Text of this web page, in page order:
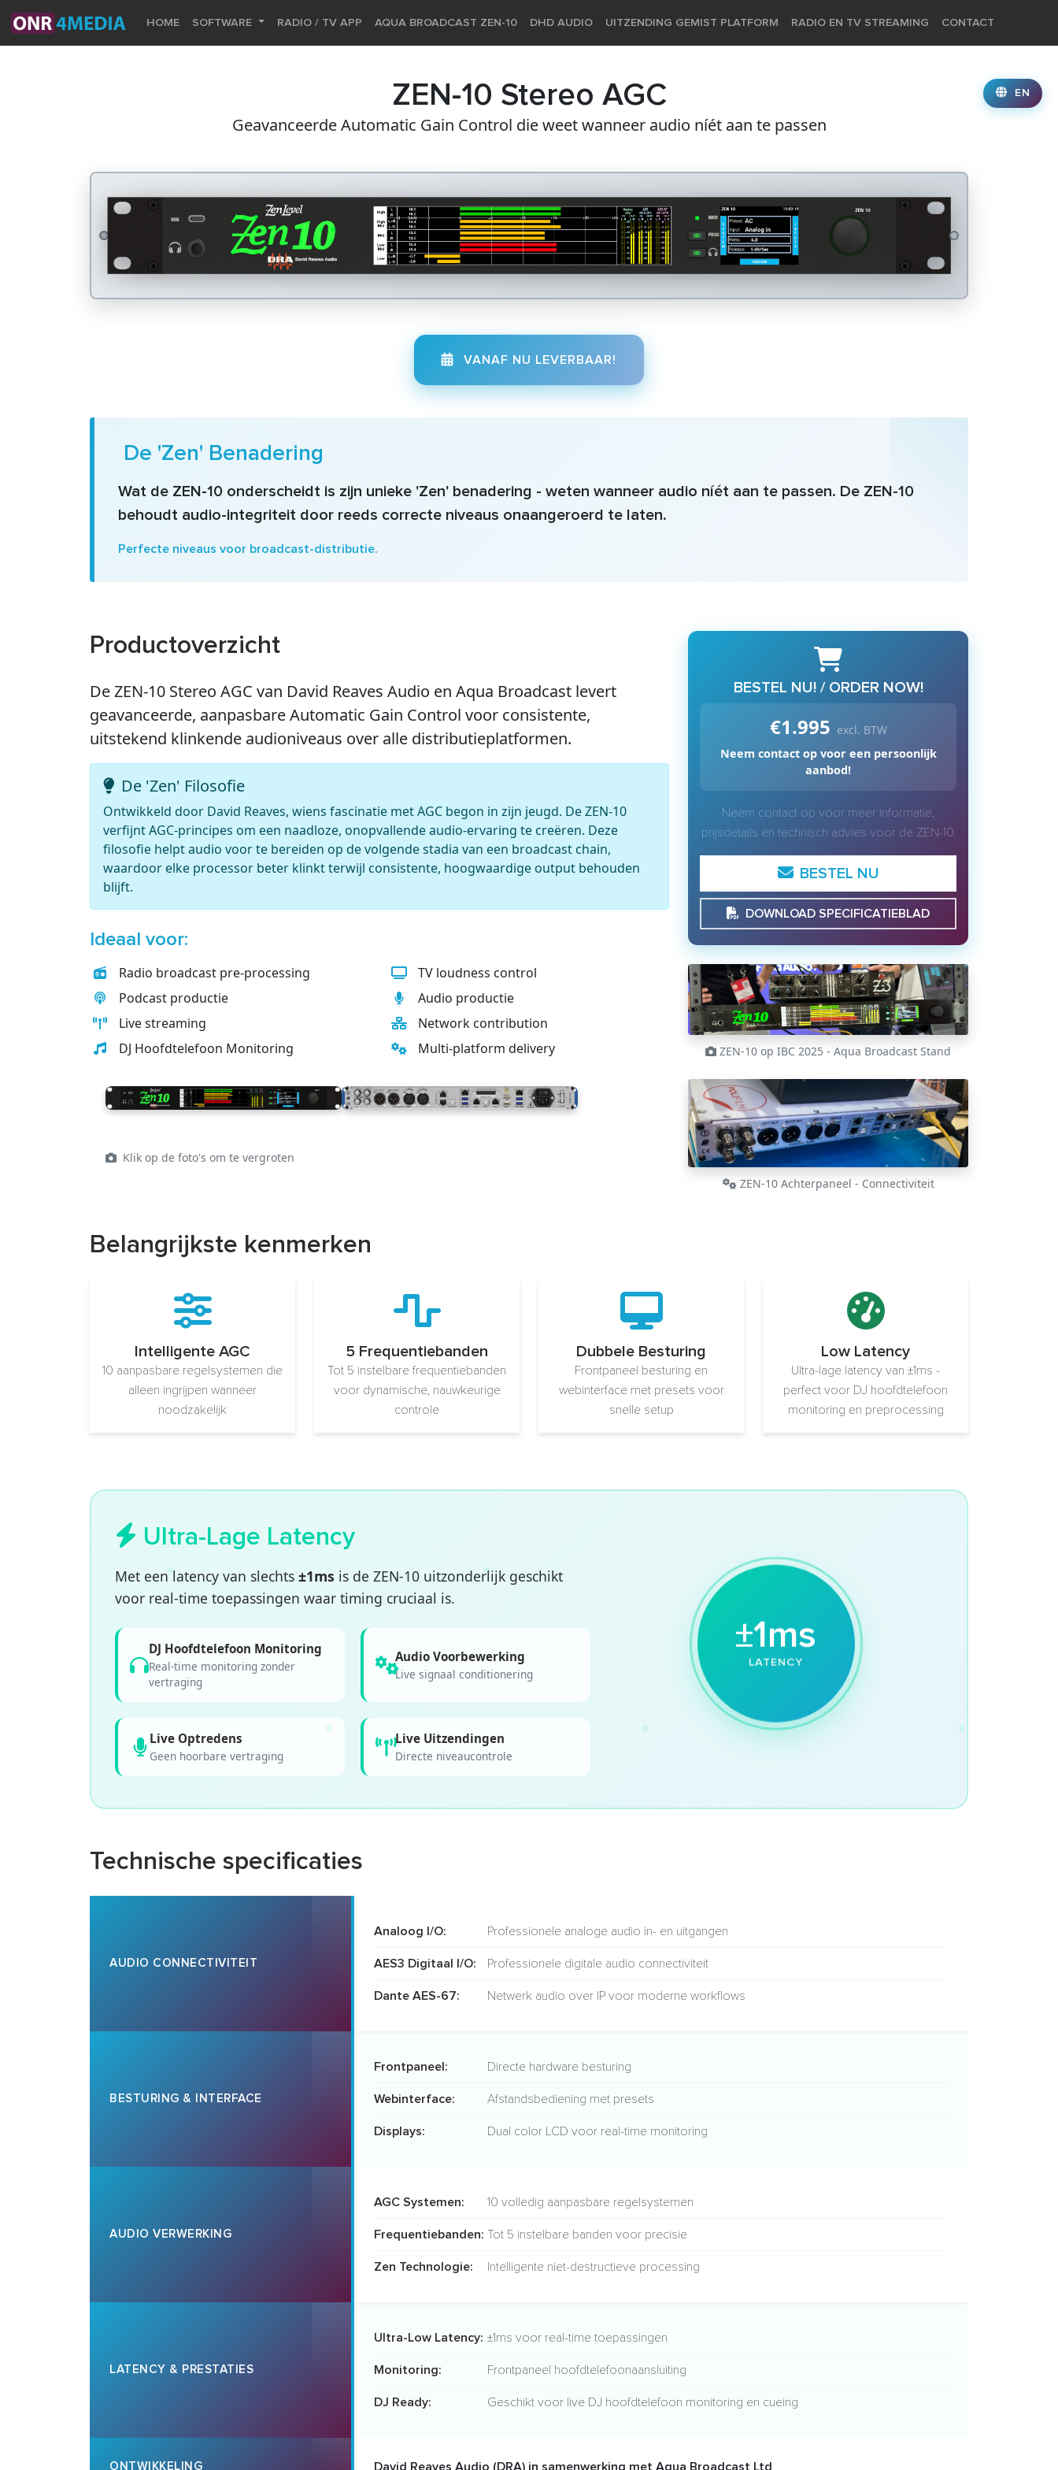
HOME SOFTWARE RADIO / TV APP AQUA BROADCAST ZEN-10 DHD AUDIO UITZENDING GEMIST PLATFORM RADIO EN TV STREAMING CONTACT
EN
ZEN-10 Stereo AGC
Geavanceerde Automatic Gain Control die weet wanneer audio níét aan te passen
VANAF NU LEVERBAAR!
De 'Zen' Benadering
Wat de ZEN-10 onderscheidt is zijn unieke 'Zen' benadering - weten wanneer audio níét aan te passen. De ZEN-10
behoudt audio-integriteit door reeds correcte niveaus onaangeroerd te laten.
Perfecte niveaus voor broadcast-distributie.
Productoverzicht
De ZEN-10 Stereo AGC van David Reaves Audio en Aqua Broadcast levert
geavanceerde, aanpasbare Automatic Gain Control voor consistente,
uitstekend klinkende audioniveaus over alle distributieplatformen.
De 'Zen' Filosofie
Ontwikkeld door David Reaves, wiens fascinatie met AGC begon in zijn jeugd. De ZEN-10
verfijnt AGC-principes om een naadloze, onopvallende audio-ervaring te creëren. Deze
filosofie helpt audio voor te bereiden op de volgende stadia van een broadcast chain,
waardoor elke processor beter klinkt terwijl consistente, hoogwaardige output behouden
blijft.
Ideaal voor:
Radio broadcast pre-processing
Podcast productie
Live streaming
DJ Hoofdtelefoon Monitoring
TV loudness control
Audio productie
Network contribution
Multi-platform delivery
Klik op de foto's om te vergroten
BESTEL NU! / ORDER NOW!
€1.995 excl. BTW
Neem contact op voor een persoonlijk
aanbod!
Neem contact op voor meer informatie,
prijsdetails en technisch advies voor de ZEN-10.
BESTEL NU
DOWNLOAD SPECIFICATIEBLAD
ZEN-10 op IBC 2025 - Aqua Broadcast Stand
ZEN-10 Achterpaneel - Connectiviteit
Belangrijkste kenmerken
Intelligente AGC
10 aanpasbare regelsystemen die
alleen ingrijpen wanneer
noodzakelijk
5 Frequentiebanden
Tot 5 instelbare frequentiebanden
voor dynamische, nauwkeurige
controle
Dubbele Besturing
Frontpaneel besturing en
webinterface met presets voor
snelle setup
Low Latency
Ultra-lage latency van ±1ms -
perfect voor DJ hoofdtelefoon
monitoring en preprocessing
Ultra-Lage Latency
Met een latency van slechts ±1ms is de ZEN-10 uitzonderlijk geschikt
voor real-time toepassingen waar timing cruciaal is.
DJ Hoofdtelefoon Monitoring
Real-time monitoring zonder
vertraging
Audio Voorbewerking
Live signaal conditionering
Live Optredens
Geen hoorbare vertraging
Live Uitzendingen
Directe niveaucontrole
±1ms
LATENCY
Technische specificaties
AUDIO CONNECTIVITEIT
Analoog I/O: Professionele analoge audio in- en uitgangen
AES3 Digitaal I/O: Professionele digitale audio connectiviteit
Dante AES-67: Netwerk audio over IP voor moderne workflows
BESTURING & INTERFACE
Frontpaneel: Directe hardware besturing
Webinterface: Afstandsbediening met presets
Displays: Dual color LCD voor real-time monitoring
AUDIO VERWERKING
AGC Systemen: 10 volledig aanpasbare regelsystemen
Frequentiebanden: Tot 5 instelbare banden voor precisie
Zen Technologie: Intelligente niet-destructieve processing
LATENCY & PRESTATIES
Ultra-Low Latency: ±1ms voor real-time toepassingen
Monitoring: Frontpaneel hoofdtelefoonaansluiting
DJ Ready: Geschikt voor live DJ hoofdtelefoon monitoring en cueing
ONTWIKKELING David Reaves Audio (DRA) in samenwerking met Aqua Broadcast Ltd